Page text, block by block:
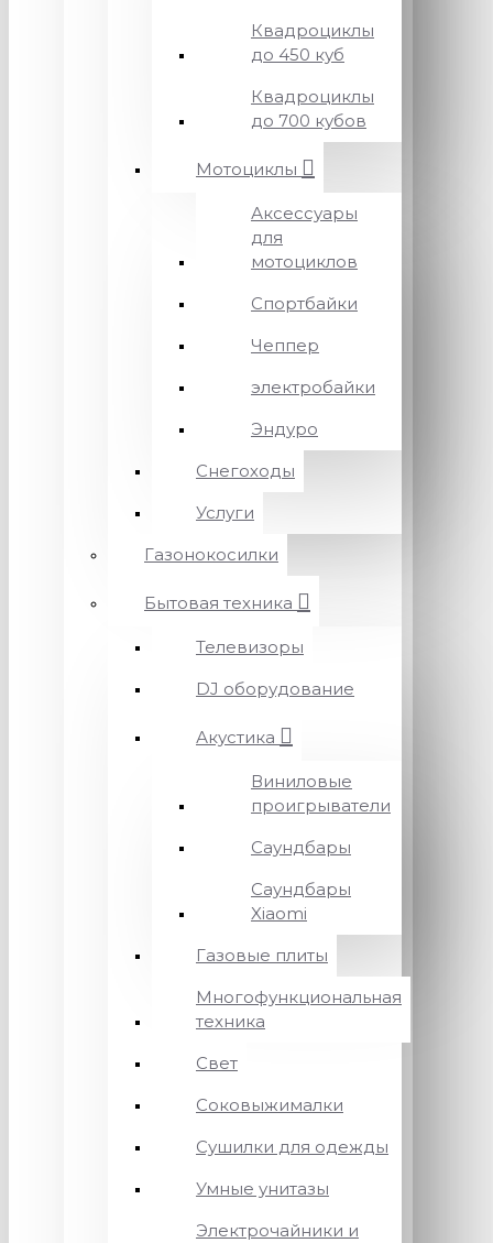
Квадроциклы
до 450 куб
Квадроциклы
до 700 кубов
Мотоциклы
Аксессуары
для
мотоциклов
Спортбайки
Чеппер
электробайки
Эндуро
Снегоходы
Услуги
Газонокосилки
Бытовая техника
Телевизоры
DJ оборудование
Акустика
Виниловые
проигрыватели
Саундбары
Саундбары
Xiaomi
Газовые плиты
Многофункциональная
техника
Свет
Соковыжималки
Сушилки для одежды
Умные унитазы
Электрочайники и